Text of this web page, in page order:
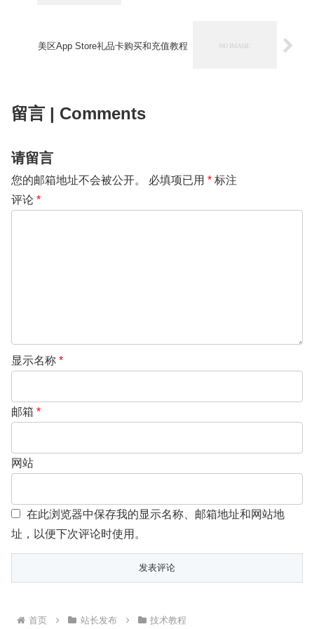
美区App Store礼品卡购买和充值教程
留言 | Comments
请留言
您的邮箱地址不会被公开。 必填项已用 * 标注
评论 *
显示名称 *
邮箱 *
网站
在此浏览器中保存我的显示名称、邮箱地址和网站地
址，以便下次评论时使用。
首页 站长发布 技术教程